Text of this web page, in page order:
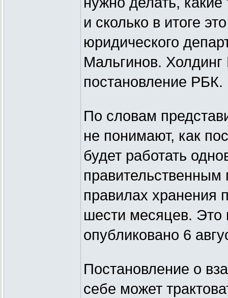
и сколько в итоге
юридического
Мальгинов.
постановление РБК.
По словам
не понимают, как
будет работать
правилах хранения
шести месяцев. Это
опубликовано 6
Постановление о
себе может